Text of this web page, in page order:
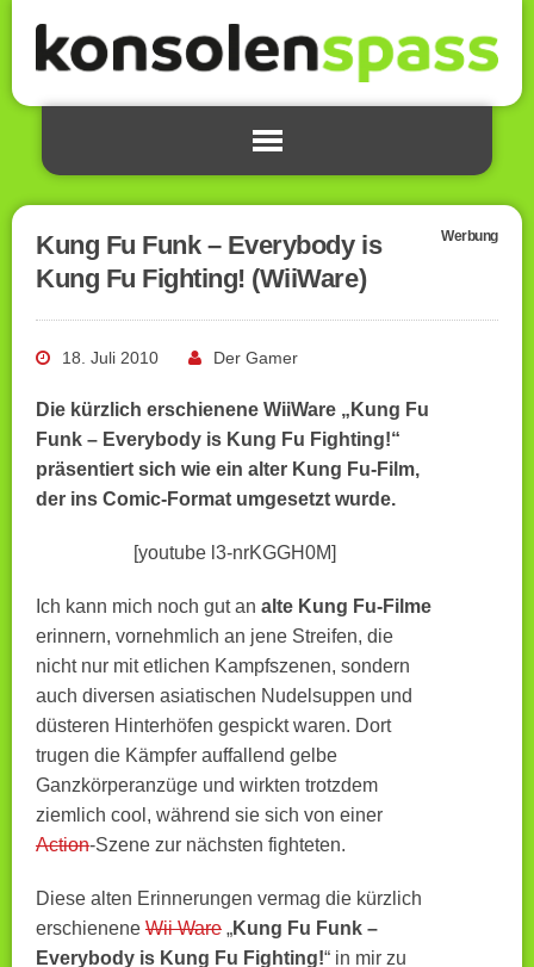
Kung Fu Funk – Everybody is
Kung Fu Fighting! (WiiWare)
Werbung
18. Juli 2010 Der Gamer
Die kürzlich erschienene WiiWare „Kung Fu
Funk – Everybody is Kung Fu Fighting!“
präsentiert sich wie ein alter Kung Fu-Film,
der ins Comic-Format umgesetzt wurde.
[youtube l3-nrKGGH0M]
Ich kann mich noch gut an alte Kung Fu-Filme
erinnern, vornehmlich an jene Streifen, die
nicht nur mit etlichen Kampfszenen, sondern
auch diversen asiatischen Nudelsuppen und
düsteren Hinterhöfen gespickt waren. Dort
trugen die Kämpfer auffallend gelbe
Ganzkörperanzüge und wirkten trotzdem
ziemlich cool, während sie sich von einer
Action-Szene zur nächsten fighteten.
Diese alten Erinnerungen vermag die kürzlich
erschienene Wii Ware „Kung Fu Funk –
Everybody is Kung Fu Fighting!“ in mir zu